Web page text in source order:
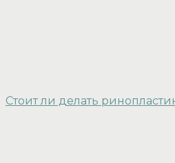
Стоит ли делать